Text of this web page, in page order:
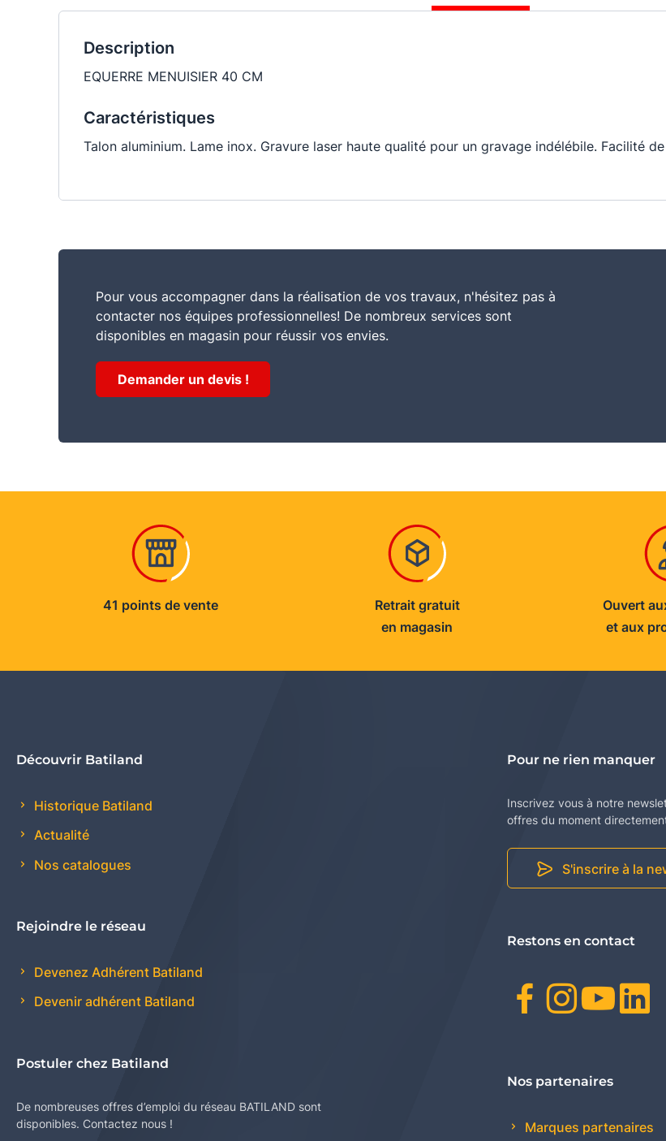
Description
EQUERRE MENUISIER 40 CM
Caractéristiques
Talon aluminium. Lame inox. Gravure laser haute qualité pour un gravage indélébile. Facilité
Pour vous accompagner dans la réalisation de vos travaux, n'hésitez pas à
contacter nos équipes professionnelles! De nombreux services sont
disponibles en magasin pour réussir vos envies.
Demander un devis !
41 points de vente
Retrait gratuit
en magasin
Ouvert
et aux
Découvrir Batiland
Historique Batiland
Actualité
Nos catalogues
Rejoindre le réseau
Devenez Adhérent Batiland
Devenir adhérent Batiland
Postuler chez Batiland
De nombreuses offres d’emploi du réseau BATILAND sont
disponibles. Contactez nous !
Pour ne rien manquer
Inscrivez vous à notre
offres du moment
S'inscrire à la
Restons en contact
Nos partenaires
Marques partenaires